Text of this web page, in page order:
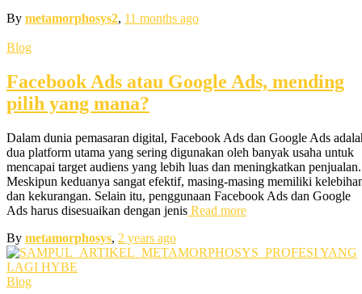
By metamorphosys2, 11 months ago
Blog
Facebook Ads atau Google Ads, mending
pilih yang mana?
Dalam dunia pemasaran digital, Facebook Ads dan Google Ads
dua platform utama yang sering digunakan oleh banyak usaha untuk
mencapai target audiens yang lebih luas dan meningkatkan penjualan.
Meskipun keduanya sangat efektif, masing-masing memiliki
dan kekurangan. Selain itu, penggunaan Facebook Ads dan Google
Ads harus disesuaikan dengan jenis Read more
By metamorphosys, 2 years ago
Blog